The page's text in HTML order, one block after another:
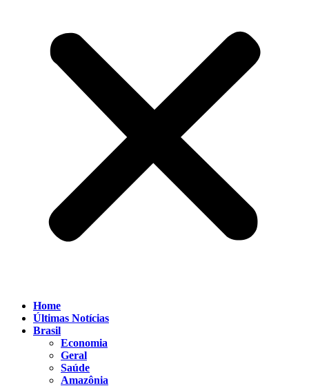
Home
Últimas Notícias
Brasil
Economia
Geral
Saúde
Amazônia